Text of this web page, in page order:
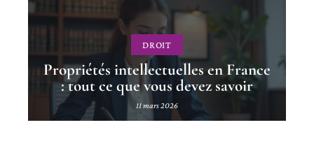
DROIT
Propriétés intellectuelles en France
: tout ce que vous devez savoir
11 mars 2026